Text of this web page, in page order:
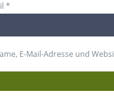
*
E-Mail-Adresse und